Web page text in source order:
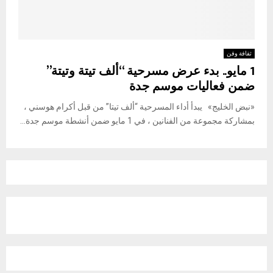
ثقافة وفن
1 مايو.. بدء عرض مسرحية “ألف تيتة وتيتة”
ضمن فعاليات موسم جدة
«نبض الخليج» يبدأ أداء المسرحية “ألف تيتا” من قبل أكرام هوسني ،
بمشاركة مجموعة من الفنانين ، في 1 مايو ضمن أنشطة موسم جدة...